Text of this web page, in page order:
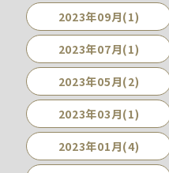
2023年09月(1)
2023年07月(1)
2023年05月(2)
2023年03月(1)
2023年01月(4)